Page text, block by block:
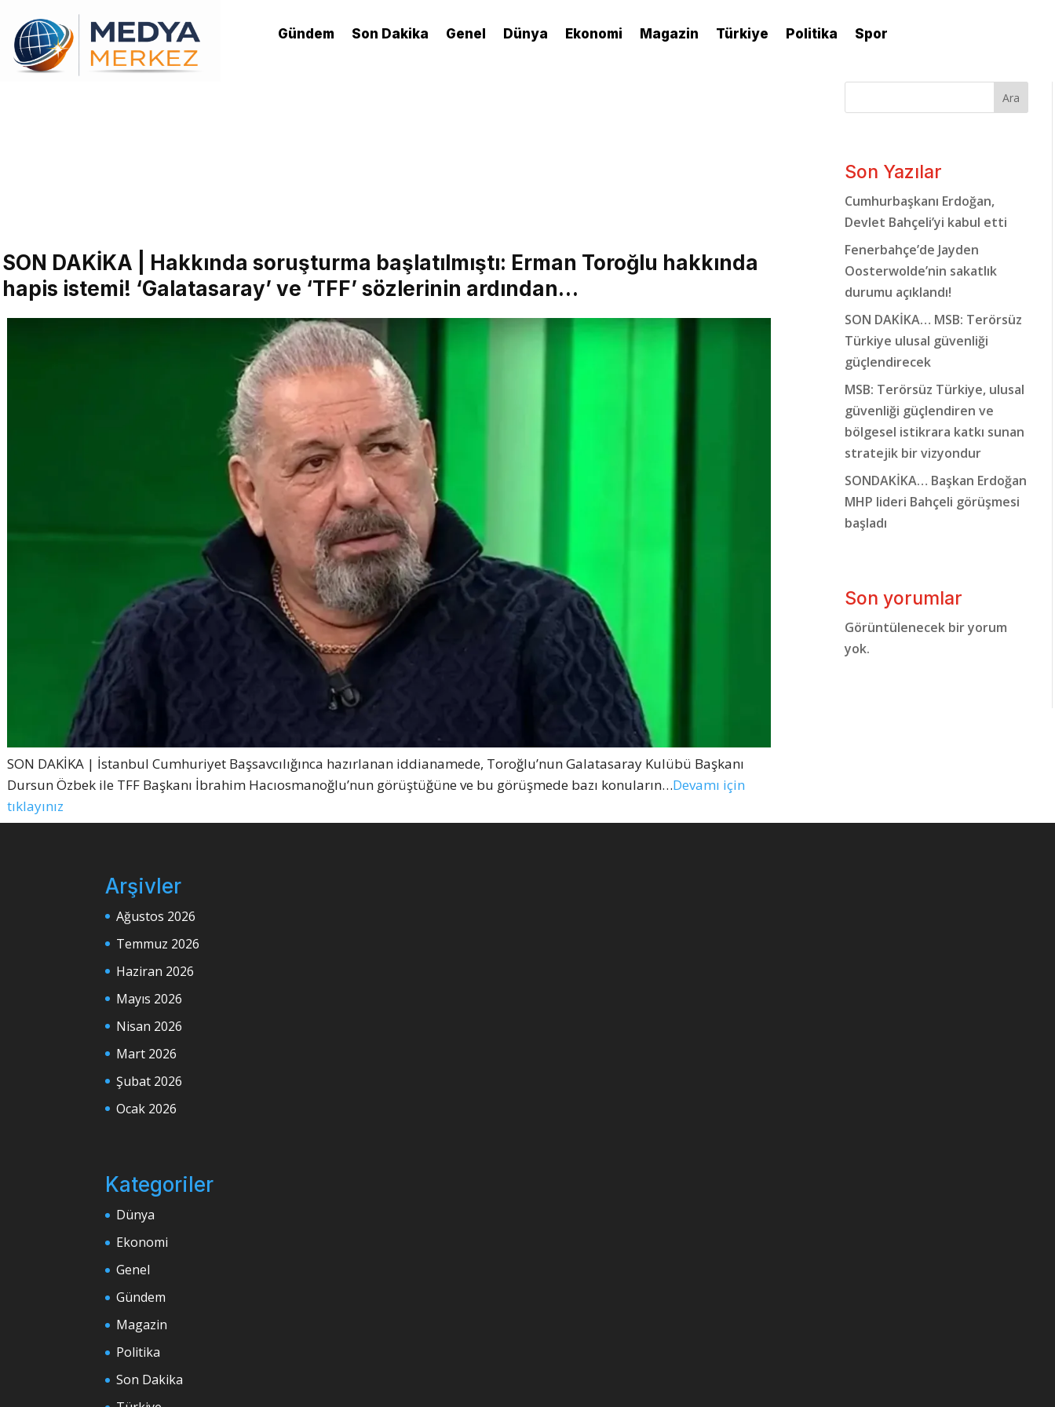
Gündem Son Dakika Genel Dünya Ekonomi Magazin Türkiye Politika Spor
SON DAKİKA | Hakkında soruşturma başlatılmıştı: Erman Toroğlu hakkında
hapis istemi! ‘Galatasaray’ ve ‘TFF’ sözlerinin ardından…
SON DAKİKA | İstanbul Cumhuriyet Başsavcılığınca hazırlanan iddianamede, Toroğlu’nun Galatasaray Kulübü Başkanı
Dursun Özbek ile TFF Başkanı İbrahim Hacıosmanoğlu’nun görüştüğüne ve bu görüşmede bazı konuların…Devamı için
tıklayınız
Ara
Son Yazılar
Cumhurbaşkanı Erdoğan,
Devlet Bahçeli’yi kabul etti
Fenerbahçe’de Jayden
Oosterwolde’nin sakatlık
durumu açıklandı!
SON DAKİKA… MSB: Terörsüz
Türkiye ulusal güvenliği
güçlendirecek
MSB: Terörsüz Türkiye, ulusal
güvenliği güçlendiren ve
bölgesel istikrara katkı sunan
stratejik bir vizyondur
SONDAKİKA… Başkan Erdoğan
MHP lideri Bahçeli görüşmesi
başladı
Son yorumlar
Görüntülenecek bir yorum
yok.
Arşivler
Ağustos 2026
Temmuz 2026
Haziran 2026
Mayıs 2026
Nisan 2026
Mart 2026
Şubat 2026
Ocak 2026
Kategoriler
Dünya
Ekonomi
Genel
Gündem
Magazin
Politika
Son Dakika